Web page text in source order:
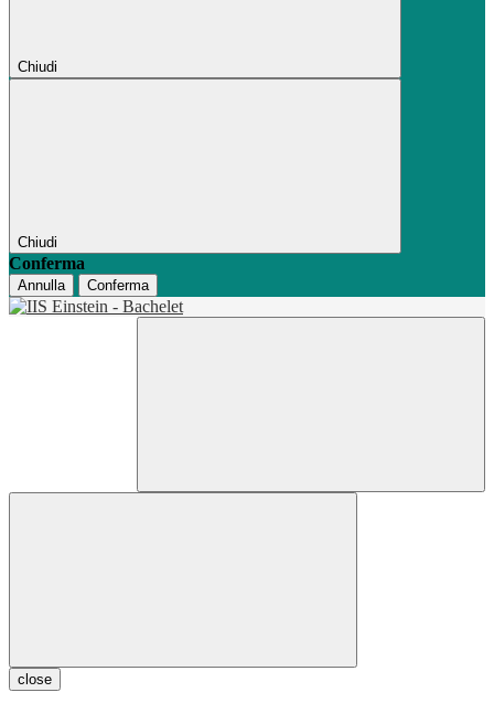
Chiudi
Chiudi
Conferma
Annulla Conferma
close